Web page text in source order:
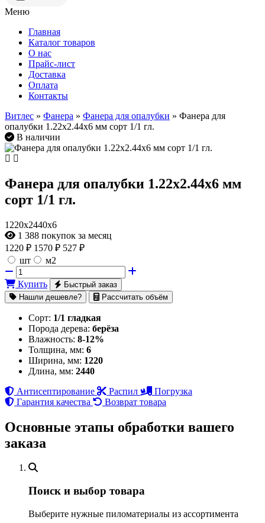
Меню
Главная
Каталог товаров
О нас
Прайс-лист
Доставка
Оплата
Контакты
Витлес » Фанера » Фанера для опалубки » Фанера для
опалубки 1.22х2.44х6 мм сорт 1/1 гл.
В наличии
Фанера для опалубки 1.22х2.44х6 мм
сорт 1/1 гл.
1220х2440х6
1 388 покупок за месяц
1220 ₽ 1570 ₽ 527 ₽
шт
м2
Купить
Быстрый заказ
Нашли дешевле?
Рассчитать объём
Сорт: 1/1 гладкая
Порода дерева: берёза
Влажность: 8-12%
Толщина, мм: 6
Ширина, мм: 1220
Длина, мм: 2440
Антисептирование
Распил
Погрузка
Гарантия качества
Возврат товара
Основные этапы обработки вашего
заказа
Поиск и выбор товара
Выберите нужные пиломатериалы из ассортимента